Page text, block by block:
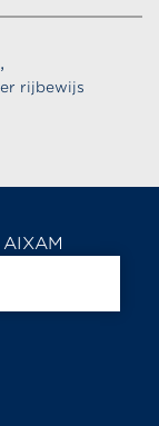
rijbewijs